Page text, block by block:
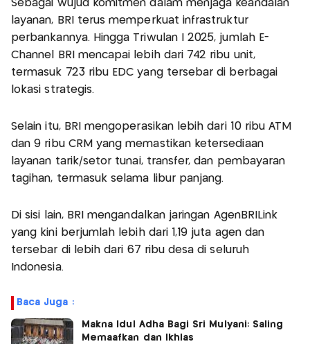
Sebagai wujud komitmen dalam menjaga keandalan
layanan, BRI terus memperkuat infrastruktur
perbankannya. Hingga Triwulan I 2025, jumlah E-
Channel BRI mencapai lebih dari 742 ribu unit,
termasuk 723 ribu EDC yang tersebar di berbagai
lokasi strategis.
Selain itu, BRI mengoperasikan lebih dari 10 ribu ATM
dan 9 ribu CRM yang memastikan ketersediaan
layanan tarik/setor tunai, transfer, dan pembayaran
tagihan, termasuk selama libur panjang.
Di sisi lain, BRI mengandalkan jaringan AgenBRILink
yang kini berjumlah lebih dari 1,19 juta agen dan
tersebar di lebih dari 67 ribu desa di seluruh
Indonesia.
Baca Juga :
Makna Idul Adha Bagi Sri Mulyani: Saling
Memaafkan dan Ikhlas